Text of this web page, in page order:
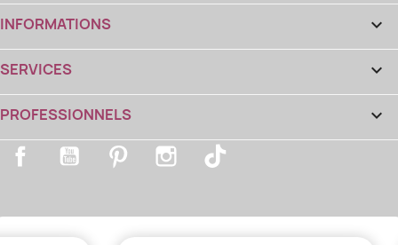
INFORMATIONS 
SERVICES 
PROFESSIONNELS 
Facebook YouTube Pinterest Instagram